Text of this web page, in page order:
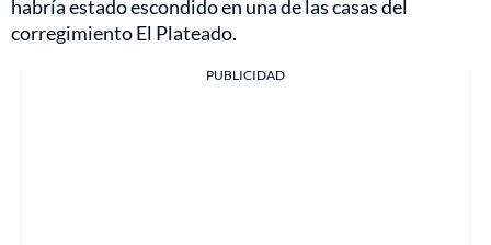
habría estado escondido en una de las casas del
corregimiento El Plateado.
PUBLICIDAD